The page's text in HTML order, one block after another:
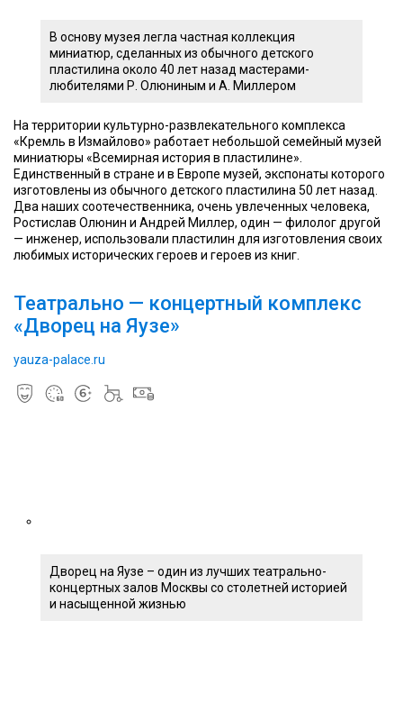
В основу музея легла частная коллекция
миниатюр, сделанных из обычного детского
пластилина около 40 лет назад мастерами-
любителями Р. Олюниным и А. Миллером
На территории культурно-развлекательного комплекса
«Кремль в Измайлово» работает небольшой семейный музей
миниатюры «Всемирная история в пластилине».
Единственный в стране и в Европе музей, экспонаты которого
изготовлены из обычного детского пластилина 50 лет назад.
Два наших соотечественника, очень увлеченных человека,
Ростислав Олюнин и Андрей Миллер, один — филолог другой
— инженер, использовали пластилин для изготовления своих
любимых исторических героев и героев из книг.
Театрально — концертный комплекс
«Дворец на Яузе»
yauza-palace.ru
Дворец на Яузе – один из лучших театрально-
концертных залов Москвы со столетней историей
и насыщенной жизнью